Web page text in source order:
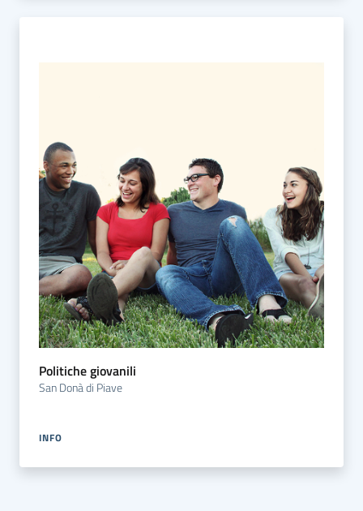
Politiche giovanili
San Donà di Piave
INFO